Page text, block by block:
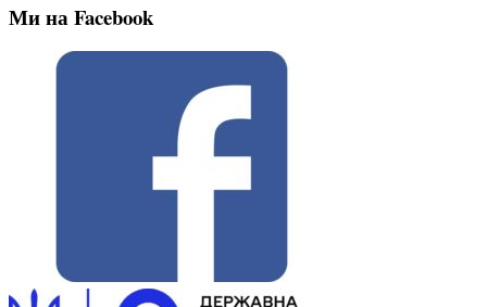
Ми на Facebook